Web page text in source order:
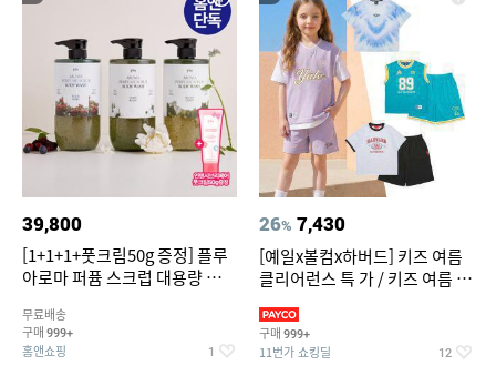
39,800
[1+1+1+풋크림50g 증정] 플루
아로마 퍼퓸 스크럽 대용량 바디
무료배송
구매 999+
홈앤쇼핑 1
26% 7,430
[예일x볼컴x하버드] 키즈 여름
클리어런스 특 가 / 키즈 여름 수
구매 999+
11번가 쇼킹딜 12